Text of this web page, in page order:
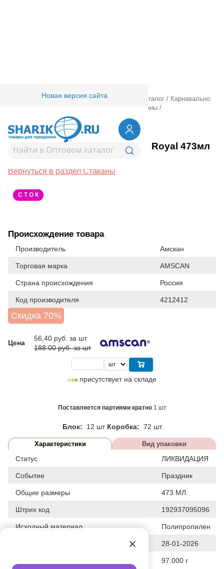
Новая версия сайта
Товары для праздника/ Оптовый каталог / Карнавально
Стаканы /
1502-5813Стакан пласт Battle Royal 473мл
Вернуться в раздел Стаканы
С Т О К
Происхождение товара
Производитель Амскан
Торговая марка AMSCAN
Страна происхождения Россия
Код производителя 4212412
Скидка 70%
Цена
56,40 руб. за шт
188.00 руб. за шт
присутствует на складе
Поставляется партиями кратно 1 шт
Блок: 12 шт Коробка: 72 шт
Характеристики Вид упаковки
Статус ЛИКВИДАЦИЯ
Событие Праздник
Общие размеры 473 МЛ
Штрих код 192937095096
Исходный материал Полипропилен
Дата последнего изменения элемента 28-01-2026
97.000 г